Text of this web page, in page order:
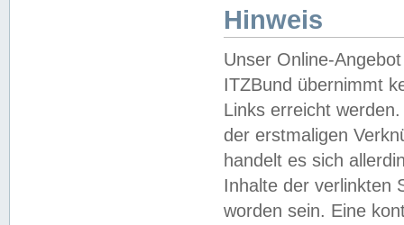
Hinweis
Unser Online-
ITZBund übernimmt
Links erreicht
der erstmaligen
handelt es sich
Inhalte der verlinkten
worden sein. Eine